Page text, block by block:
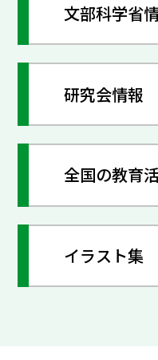
文部科学省
研究会情報
全国の教育
イラスト集